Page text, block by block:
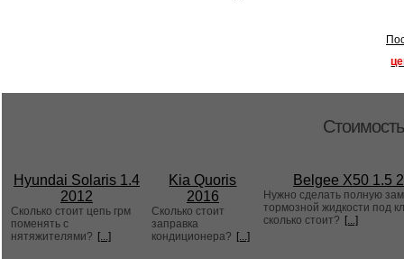
Hyundai Solaris 1.4
2012
Сколько стоит цепь грм
поменять с
нятяжителями? [...]
Kia Quoris
2016
Сколько стоит
заправка
кондиционера? [...]
Belgee X50 1.5
Нужно сделать полную
тормозной жидкости под
сколько стоит? [...]